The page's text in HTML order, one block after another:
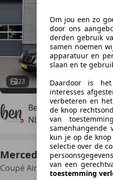
23
Ben occasions
NL-5712 BZ SOMEREN
Mercedes-Benz CLK
Coupé Airco, Cruise, 368 PK
Om jou een zo
door ons
derden gebruik
samen noemen
apparatuur en
slaan en te
Daardoor is
interesses
verbeteren en
de knop
van
samenhangende
kun je op de
selectie over de
van een
toestemming